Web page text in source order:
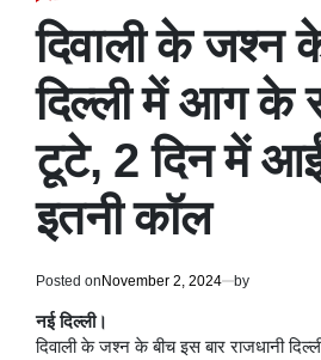
IN
दिवाली के जश्न
दिल्ली में आग के
टूटे, 2 दिन में आईं
इतनी कॉल
Posted onNovember 2, 2024 by
नई दिल्ली।
दिवाली के जश्न के बीच इस बार राजधानी